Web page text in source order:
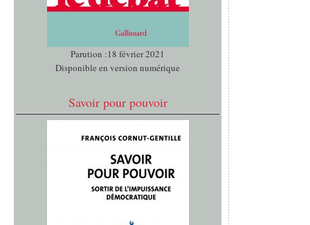
Parution :18 février 2021
Disponible en version numérique
Savoir pour pouvoir